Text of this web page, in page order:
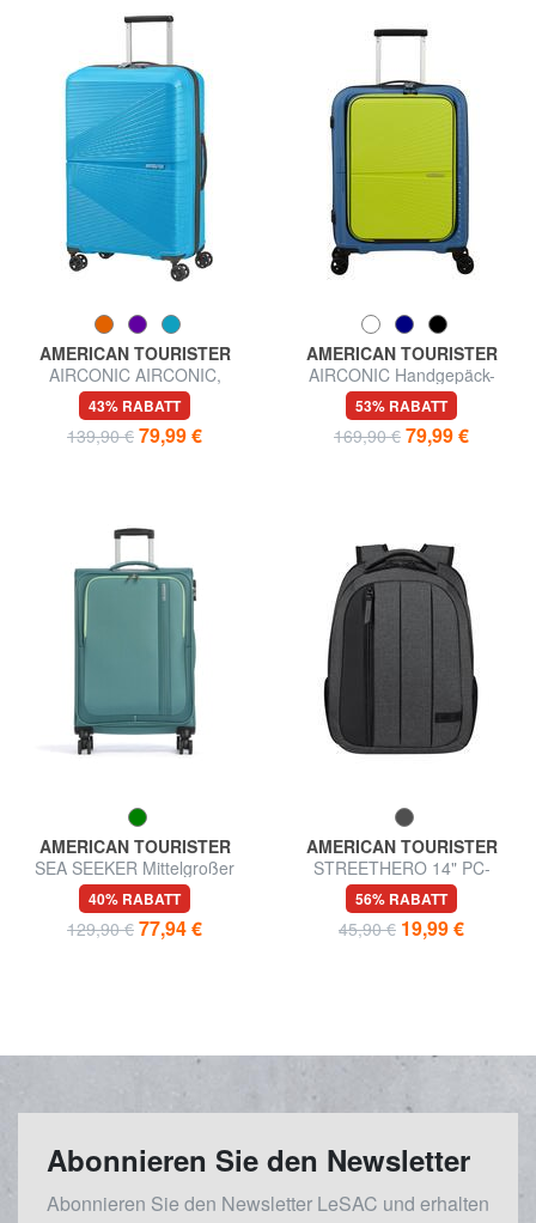
AMERICAN TOURISTER
AIRCONIC AIRCONIC,
mittlere Größe, leicht
43% RABATT
139,90 € 79,99 €
AMERICAN TOURISTER
AIRCONIC Handgepäck-
Trolley, 15,6" PC-Halterung
53% RABATT
169,90 € 79,99 €
AMERICAN TOURISTER
SEA SEEKER Mittelgroßer
Trolley
40% RABATT
129,90 € 77,94 €
AMERICAN TOURISTER
STREETHERO 14" PC-
Rucksack
56% RABATT
45,90 € 19,99 €
Abonnieren Sie den Newsletter
Abonnieren Sie den Newsletter LeSAC und erhalten